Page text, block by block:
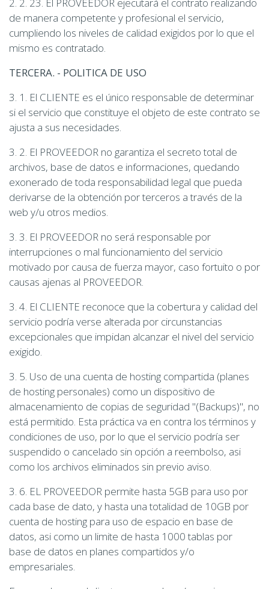
de manera competente y profesional el servicio,
cumpliendo los niveles de calidad exigidos por lo que el
mismo es contratado.
TERCERA. - POLITICA DE USO
3. 1. El CLIENTE es el único responsable de determinar
si el servicio que constituye el objeto de este contrato se
ajusta a sus necesidades.
3. 2. El PROVEEDOR no garantiza el secreto total de
archivos, base de datos e informaciones, quedando
exonerado de toda responsabilidad legal que pueda
derivarse de la obtención por terceros a través de la
web y/u otros medios.
3. 3. El PROVEEDOR no será responsable por
interrupciones o mal funcionamiento del servicio
motivado por causa de fuerza mayor, caso fortuito o por
causas ajenas al PROVEEDOR.
3. 4. El CLIENTE reconoce que la cobertura y calidad del
servicio podría verse alterada por circunstancias
excepcionales que impidan alcanzar el nivel del servicio
exigido.
3. 5. Uso de una cuenta de hosting compartida (planes
de hosting personales) como un dispositivo de
almacenamiento de copias de seguridad "(Backups)", no
está permitido. Esta práctica va en contra los términos y
condiciones de uso, por lo que el servicio podría ser
suspendido o cancelado sin opción a reembolso, asi
como los archivos eliminados sin previo aviso.
3. 6. EL PROVEEDOR permite hasta 5GB para uso por
cada base de dato, y hasta una totalidad de 10GB por
cuenta de hosting para uso de espacio en base de
datos, asi como un limite de hasta 1000 tablas por
base de datos en planes compartidos y/o
empresariales.